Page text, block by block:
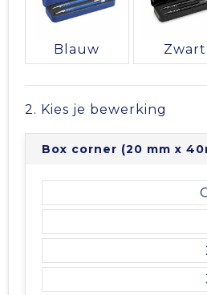
Blauw Zwart
2. Kies je bewerking
Box corner (20 mm x